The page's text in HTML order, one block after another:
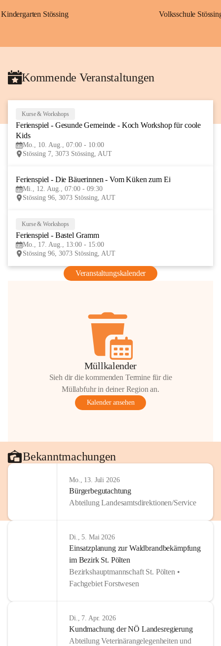
Kindergarten Stössing Volksschule
Kommende Veranstaltungen
AUG
Kurse & Workshops
Ferienspiel - Gesunde Gemeinde - Koch Workshop für coole
Kids
Mo., 10. Aug., 07:00 - 10:00
Stössing 7, 3073 Stössing, AUT
Ferienspiel - Die Bäuerinnen - Vom Küken zum Ei
Mi., 12. Aug., 07:00 - 09:30
Stössing 96, 3073 Stössing, AUT
Kurse & Workshops
Ferienspiel - Bastel Gramm
Mo., 17. Aug., 13:00 - 15:00
Stössing 96, 3073 Stössing, AUT
Veranstaltungskalender
Müllkalender
Sieh dir die kommenden Termine für die
Müllabfuhr in deiner Region an.
Kalender ansehen
Bekanntmachungen
Mo., 13. Juli 2026
Bürgerbegutachtung
Abteilung Landesamtsdirektionen/Service
Di., 5. Mai 2026
Einsatzplanung zur Waldbrandbekämpfung
im Bezirk St. Pölten
Bezirkshauptmannschaft St. Pölten •
Fachgebiet Forstwesen
Di., 7. Apr. 2026
Kundmachung der NÖ Landesregierung
Abteilung Veterinärangelegenheiten und